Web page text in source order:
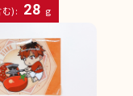
): 28 g